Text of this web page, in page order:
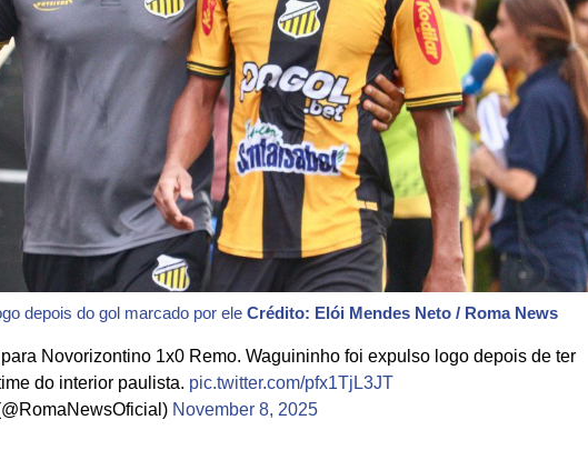
depois do gol marcado por eleCrédito: Elói Mendes Neto / Roma News
Novorizontino 1x0 Remo. Waguininho foi expulso logo depois de ter
do interior paulista. pic.twitter.com/pfx1TjL3JT
November 8, 2025